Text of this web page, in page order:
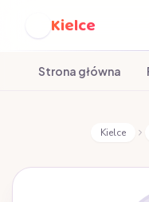
Kielce
Strona główna
Kielce